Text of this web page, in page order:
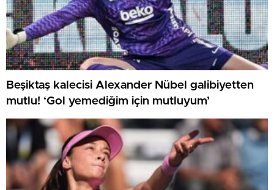
Beşiktaş kalecisi Alexander Nübel galibiyetten
mutlu! ‘Gol yemediğim için mutluyum’